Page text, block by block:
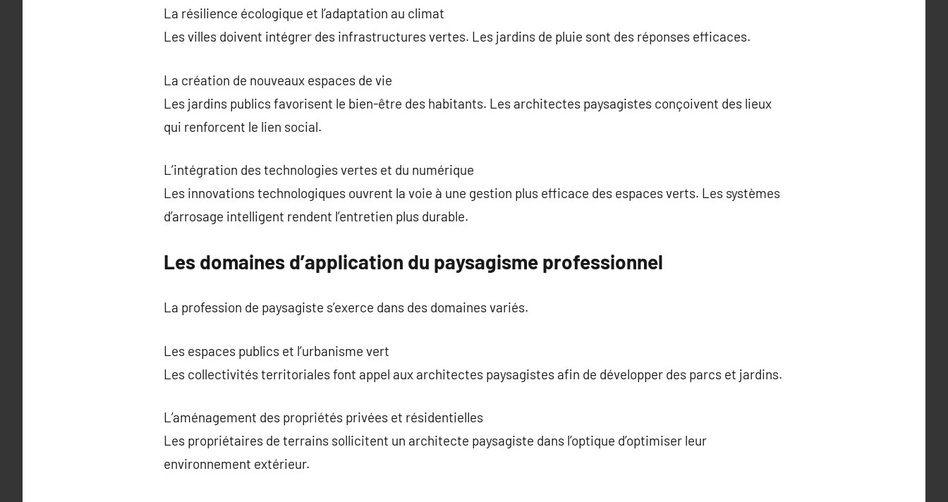
La résilience écologique et l’adaptation au climat
Les villes doivent intégrer des infrastructures vertes. Les jardins de pluie sont des réponses efficaces.
La création de nouveaux espaces de vie
Les jardins publics favorisent le bien-être des habitants. Les architectes paysagistes conçoivent des lieux
qui renforcent le lien social.
L’intégration des technologies vertes et du numérique
Les innovations technologiques ouvrent la voie à une gestion plus efficace des espaces verts. Les systèmes
d’arrosage intelligent rendent l’entretien plus durable.
Les domaines d’application du paysagisme professionnel
La profession de paysagiste s’exerce dans des domaines variés.
Les espaces publics et l’urbanisme vert
Les collectivités territoriales font appel aux architectes paysagistes afin de développer des parcs et jardins.
L’aménagement des propriétés privées et résidentielles
Les propriétaires de terrains sollicitent un architecte paysagiste dans l’optique d’optimiser leur
environnement extérieur.